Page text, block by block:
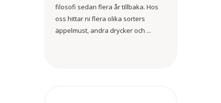
filosofi sedan flera år tillbaka. Hos
oss hittar ni flera olika sorters
äppelmust, andra drycker och ...